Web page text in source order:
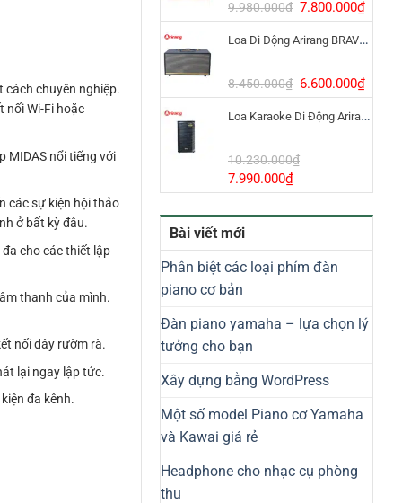
8.800.000₫.
9.980.000₫ Giá
gốc
là:
7.800.000₫Giá
hiện
tại
Loa Di Động Arirang BRAVO 8 800W Có Micro
8.450.000₫ Giá
gốc
là:
6.600.000₫Giá
hiện
tại
Loa Karaoke Di Động Arirang EDGE-X Model I
10.230.000₫
Giá
gốc
là:
10.230.000₫.
7.990.000₫Giá
hiện
tại
7.990.000₫.
Bài viết mới
Phân biệt các loại phím đàn
piano cơ bản
Đàn piano yamaha – lựa chọn lý
tưởng cho bạn
Xây dựng bằng WordPress
Một số model Piano cơ Yamaha
và Kawai giá rẻ
Headphone cho nhạc cụ phòng
thu
cách chuyên nghiệp.
nối Wi-Fi hoặc
MIDAS nổi tiếng với
các sự kiện hội thảo
ở bất kỳ đâu.
cho các thiết lập
thanh của mình.
nối dây rườm rà.
lại ngay lập tức.
đa kênh.